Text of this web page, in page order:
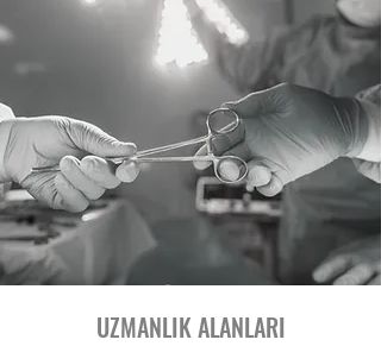
UZMANLIK ALANLARI